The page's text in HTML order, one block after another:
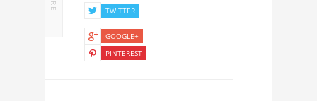
TWITTER
GOOGLE+
PINTEREST